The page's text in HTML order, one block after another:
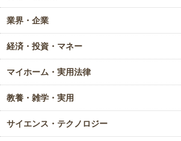
業界・企業
経済・投資・マネー
マイホーム・実用法律
教養・雑学・実用
サイエンス・テクノロジー